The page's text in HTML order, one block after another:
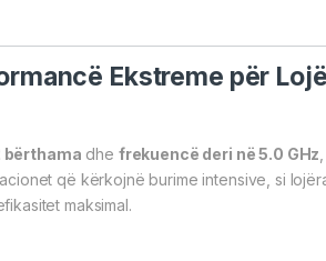
Ekstreme për
bërthama dhe frekuencë deri në 5.0 GHz
që kërkojnë burime intensive, si
maksimal.